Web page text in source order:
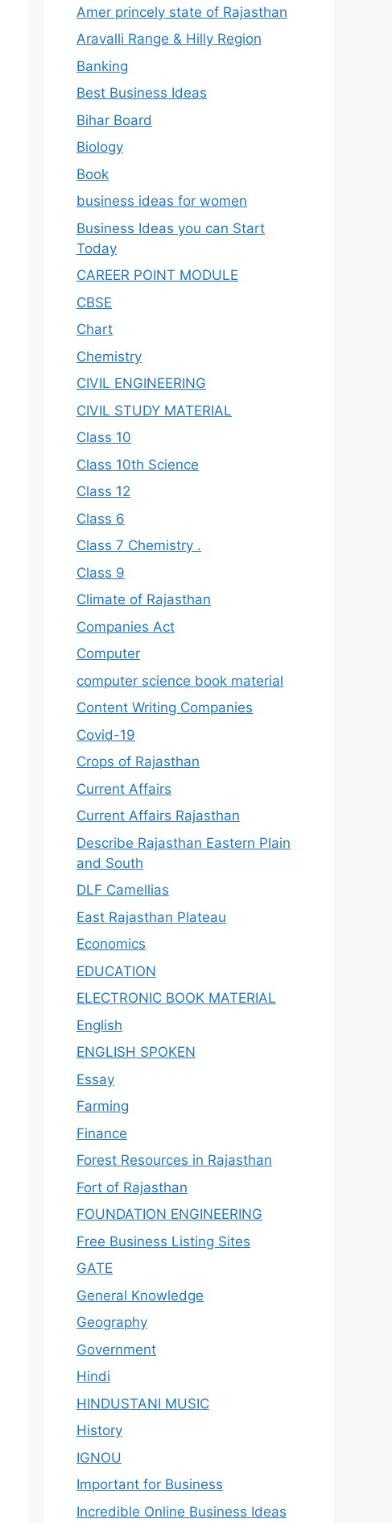
Amer princely state of Rajasthan
Aravalli Range & Hilly Region
Banking
Best Business Ideas
Bihar Board
Biology
Book
business ideas for women
Business Ideas you can Start
Today
CAREER POINT MODULE
CBSE
Chart
Chemistry
CIVIL ENGINEERING
CIVIL STUDY MATERIAL
Class 10
Class 10th Science
Class 12
Class 6
Class 7 Chemistry .
Class 9
Climate of Rajasthan
Companies Act
Computer
computer science book material
Content Writing Companies
Covid-19
Crops of Rajasthan
Current Affairs
Current Affairs Rajasthan
Describe Rajasthan Eastern Plain
and South
DLF Camellias
East Rajasthan Plateau
Economics
EDUCATION
ELECTRONIC BOOK MATERIAL
English
ENGLISH SPOKEN
Essay
Farming
Finance
Forest Resources in Rajasthan
Fort of Rajasthan
FOUNDATION ENGINEERING
Free Business Listing Sites
GATE
General Knowledge
Geography
Government
Hindi
HINDUSTANI MUSIC
History
IGNOU
Important for Business
Incredible Online Business Ideas